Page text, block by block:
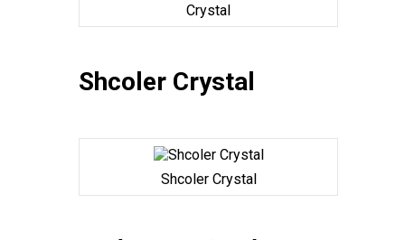
Crystal
Shcoler Crystal
Shcoler Crystal